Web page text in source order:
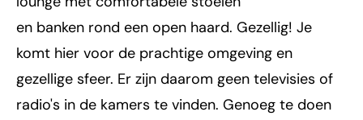
en banken rond een open haard. Gezellig! Je
komt hier voor de prachtige omgeving en
gezellige sfeer. Er zijn daarom geen televisies of
radio's in de kamers te vinden. Genoeg te doen